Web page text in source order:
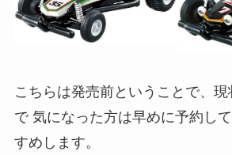
こちらは発売前ということで、
で 気になった方は早めに予約し
すめします。